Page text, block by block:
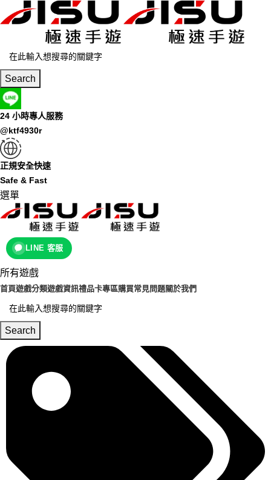
Search
24 小時專人服務
@ktf4930r
正規安全快速
Safe & Fast
選單
LINE 客服
所有遊戲
首頁遊戲分類遊戲資訊禮品卡專區購買常見問題關於我們
Search